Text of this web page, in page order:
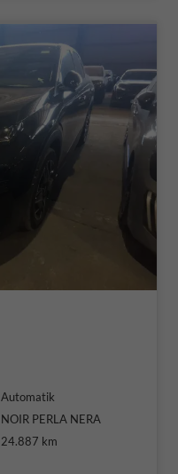
Automatik
NOIR PERLA NERA
24.887 km